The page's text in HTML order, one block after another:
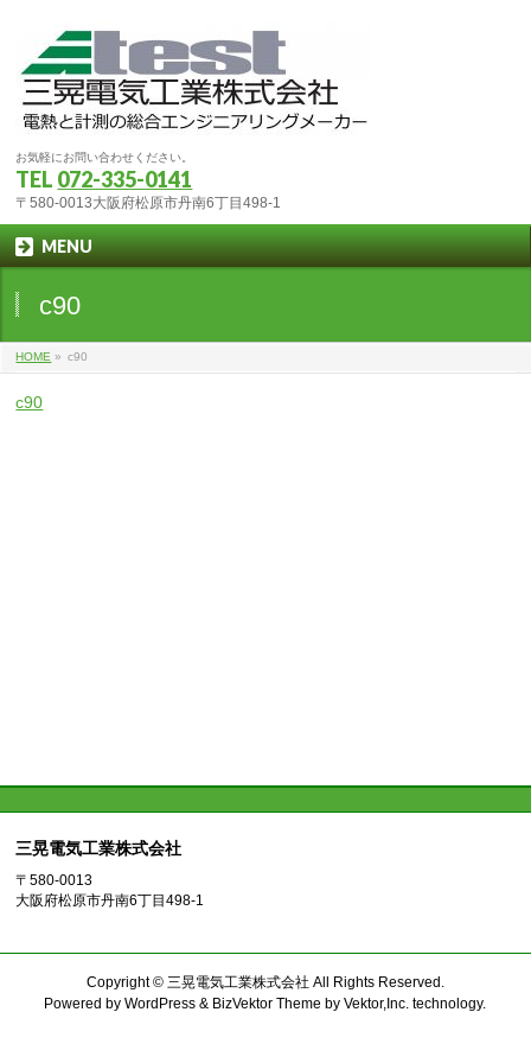
お気軽にお問い合わせください。
TEL 072-335-0141
〒580-0013大阪府松原市丹南6丁目498-1
MENU
c90
HOME » c90
c90
三晃電気工業株式会社
〒580-0013
大阪府松原市丹南6丁目498-1
Copyright © 三晃電気工業株式会社 All Rights Reserved.
Powered byWordPress & BizVektor Theme byVektor,Inc. technology.